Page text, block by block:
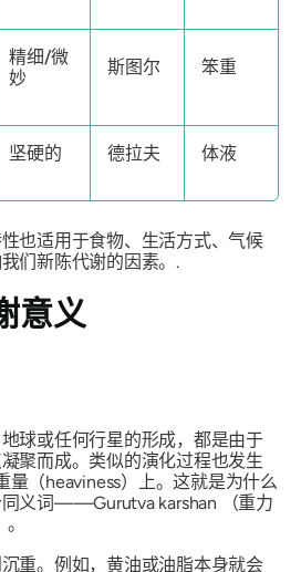
精细/微
妙
斯图尔 笨重
坚硬的 德拉夫 体液
也适用于食物、生活方式、气候
们新陈代谢的因素。.
意义
球或任何行星的形成，都是由于
聚而成。类似的演化过程也发生
量（heaviness）上。这就是为什么
同义词——Gurutva karshan （重力
重。例如，黄油或油脂本身就会